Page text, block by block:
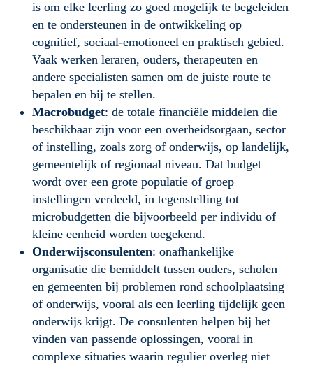
is om elke leerling zo goed mogelijk te begeleiden
en te ondersteunen in de ontwikkeling op
cognitief, sociaal-emotioneel en praktisch gebied.
Vaak werken leraren, ouders, therapeuten en
andere specialisten samen om de juiste route te
bepalen en bij te stellen.
Macrobudget: de totale financiële middelen die
beschikbaar zijn voor een overheidsorgaan, sector
of instelling, zoals zorg of onderwijs, op landelijk,
gemeentelijk of regionaal niveau. Dat budget
wordt over een grote populatie of groep
instellingen verdeeld, in tegenstelling tot
microbudgetten die bijvoorbeeld per individu of
kleine eenheid worden toegekend.
Onderwijsconsulenten: onafhankelijke
organisatie die bemiddelt tussen ouders, scholen
en gemeenten bij problemen rond schoolplaatsing
of onderwijs, vooral als een leerling tijdelijk geen
onderwijs krijgt. De consulenten helpen bij het
vinden van passende oplossingen, vooral in
complexe situaties waarin regulier overleg niet